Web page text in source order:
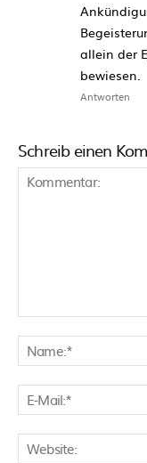
allein der
bewiesen.
Antworten
Schreib einen